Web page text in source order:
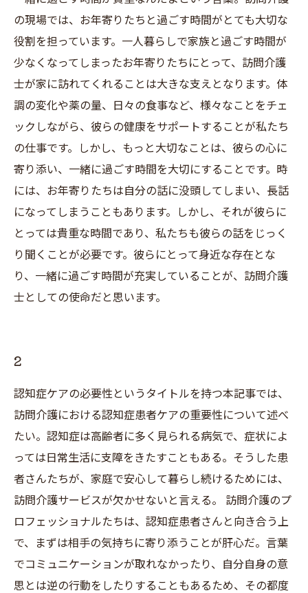
の現場では、お年寄りたちと過ごす時間がとても大切な
役割を担っています。一人暮らしで家族と過ごす時間が
少なくなってしまったお年寄りたちにとって、訪問介護
士が家に訪れてくれることは大きな支えとなります。体
調の変化や薬の量、日々の食事など、様々なことをチェ
ックしながら、彼らの健康をサポートすることが私たち
の仕事です。しかし、もっと大切なことは、彼らの心に
寄り添い、一緒に過ごす時間を大切にすることです。時
には、お年寄りたちは自分の話に没頭してしまい、長話
になってしまうこともあります。しかし、それが彼らに
とっては貴重な時間であり、私たちも彼らの話をじっく
り聞くことが必要です。彼らにとって身近な存在とな
り、一緒に過ごす時間が充実していることが、訪問介護
士としての使命だと思います。
2
認知症ケアの必要性というタイトルを持つ本記事では、
訪問介護における認知症患者ケアの重要性について述べ
たい。認知症は高齢者に多く見られる病気で、症状によ
っては日常生活に支障をきたすこともある。そうした患
者さんたちが、家庭で安心して暮らし続けるためには、
訪問介護サービスが欠かせないと言える。 訪問介護のプ
ロフェッショナルたちは、認知症患者さんと向き合う上
で、まずは相手の気持ちに寄り添うことが肝心だ。言葉
でコミュニケーションが取れなかったり、自分自身の意
思とは逆の行動をしたりすることもあるため、その都度